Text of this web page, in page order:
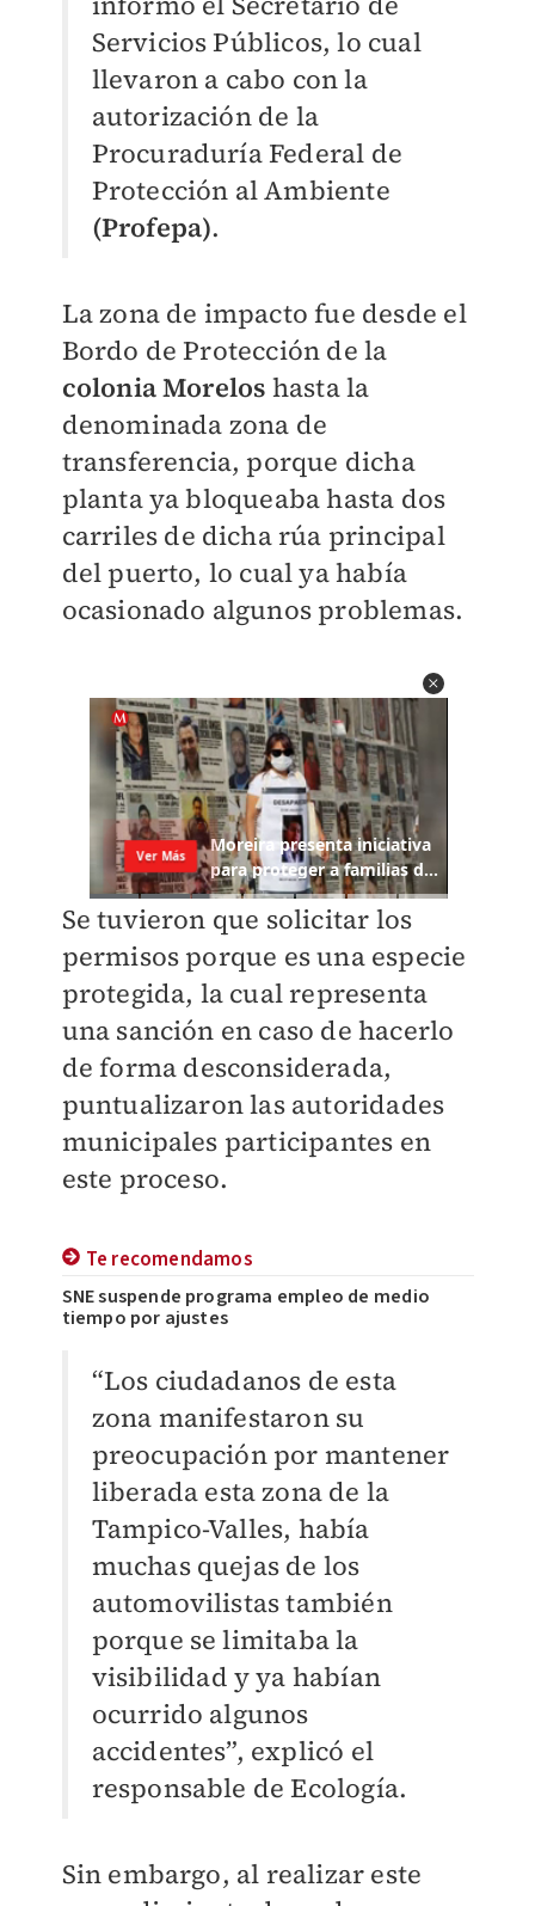
Servicios Públicos, lo cual
llevaron a cabo con la
autorización de la
Procuraduría Federal de
Protección al Ambiente
(Profepa).
La zona de impacto fue desde el
Bordo de Protección de la
colonia Morelos hasta la
denominada zona de
transferencia, porque dicha
planta ya bloqueaba hasta dos
carriles de dicha rúa principal
del puerto, lo cual ya había
ocasionado algunos problemas.
Se tuvieron que solicitar los
permisos porque es una especie
protegida, la cual representa
una sanción en caso de hacerlo
de forma desconsiderada,
puntualizaron las autoridades
municipales participantes en
este proceso.
Te recomendamos
SNE suspende programa empleo de medio
tiempo por ajustes
“Los ciudadanos de esta
zona manifestaron su
preocupación por mantener
liberada esta zona de la
Tampico-Valles, había
muchas quejas de los
automovilistas también
porque se limitaba la
visibilidad y ya habían
ocurrido algunos
accidentes”, explicó el
responsable de Ecología.
Sin embargo, al realizar este